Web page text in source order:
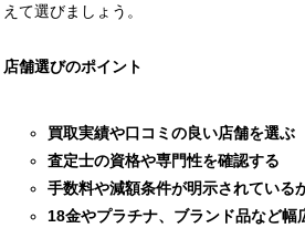
えて選びましょう。
店舗選びのポイント
買取実績や口コミの良い店舗を選ぶ
査定士の資格や専門性を確認する
手数料や減額条件が明示されている
18金やプラチナ、ブランド品など幅